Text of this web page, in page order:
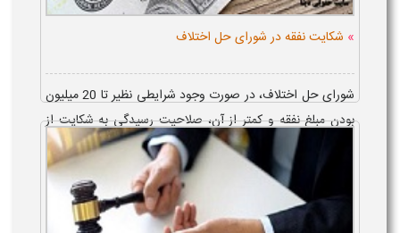
» شکایت نفقه در شورای حل اختلاف
شورای حل اختلاف، در صورت وجود شرایطی نظیر تا 20 میلیون
بودن مبلغ نفقه و کمتر از آن، صلاحیت رسیدگی به شکایت از
نفقه را خواهد داشت و نحوه شکایت نفقه در شورای حل
اختلاف، با ثبت دادخواست ای...